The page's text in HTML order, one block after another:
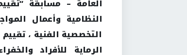
العامة – مسابقة
النظامية وأعمال
التخصصية الفنية ، تقييم
الرماية للأفراد